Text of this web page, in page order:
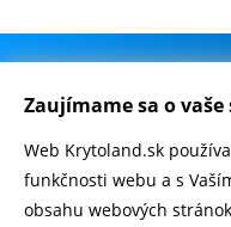
Zaujímame sa o
Web Krytoland.sk
funkčnosti webu a s
obsahu webových